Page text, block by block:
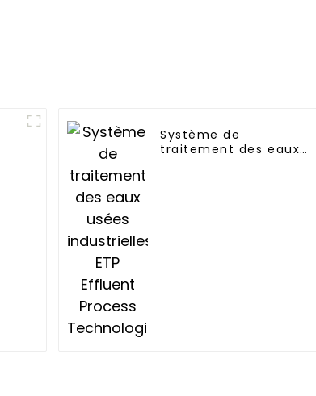
Système de
traitement des eaux